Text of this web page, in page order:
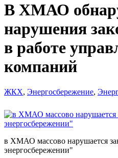
В ХМАО
нарушения
в работе
компаний
ЖКХ, Энергосбережение,
в ХМАО массово нарушается
энергосбережении"